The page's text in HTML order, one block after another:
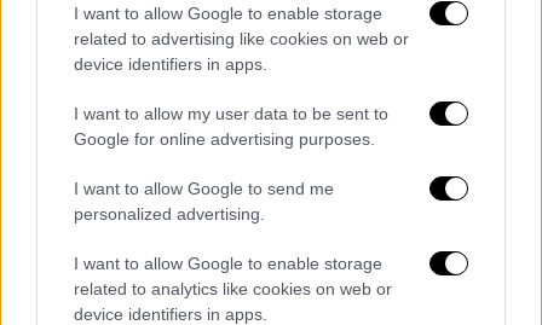
I want to allow Google to enable storage
related to advertising like cookies on web or
device identifiers in apps.
I want to allow my user data to be sent to
Google for online advertising purposes.
I want to allow Google to send me
personalized advertising.
I want to allow Google to enable storage
related to analytics like cookies on web or
device identifiers in apps.
σε καλή βραδιά τους Κέντρικ Ναν και Τζέντι
Όσμαν, ενώ ο Ντίνος Μήτογλου ξεχώρισε
ιδιαίτερα στην τρίτη περίοδο, δίνοντας
ενέργεια και λύσεις από το τρίποντο στην
στο φινάλε για να περάσει μπροστά στο
σκορ αλλά τις σπατάλησε. Παράλληλα, το
Τριφύλλι εξέφρασε, μέσω του Αταμάν,
σοβαρά παράπονα για τη διαιτησία.